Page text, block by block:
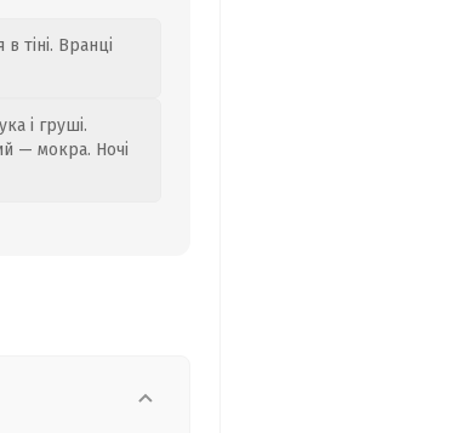
тіні. Вранці
і груші.
— мокра. Ночі